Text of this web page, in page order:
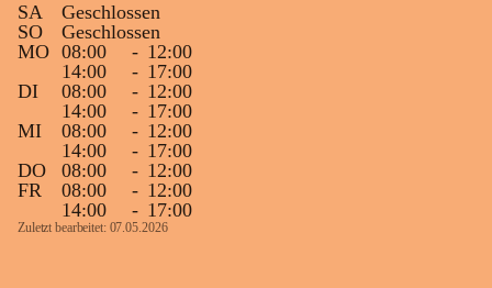
SA
Geschlossen
SO
Geschlossen
MO 08:00 - 12:00
14:00
- 17:00
DI
08:00 - 12:00
14:00
- 17:00
MI
08:00 - 12:00
14:00
- 17:00
DO
08:00 - 12:00
FR
08:00 - 12:00
14:00
- 17:00
Zuletzt bearbeitet: 07.05.2026